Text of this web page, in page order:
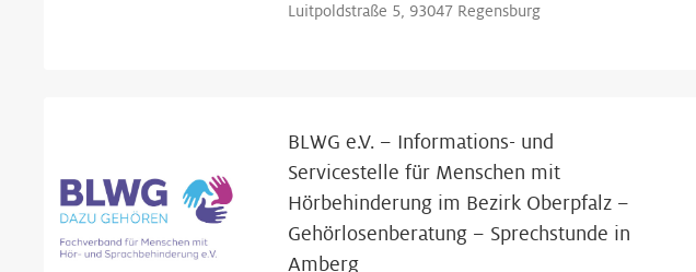
Luitpoldstraße 5, 93047 Regensburg
BLWG e.V. – Informations- und
Servicestelle für Menschen mit
Hörbehinderung im Bezirk Oberpfalz –
Gehörlosenberatung – Sprechstunde in
Amberg